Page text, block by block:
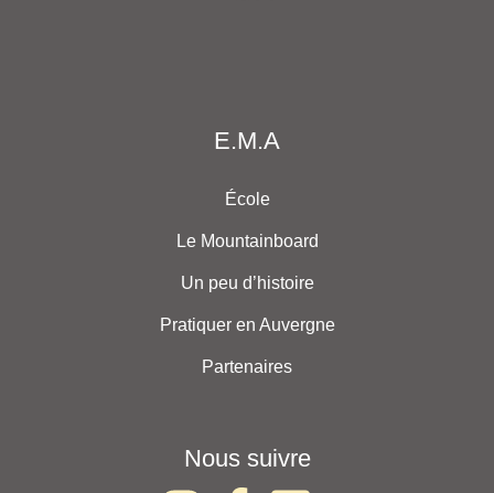
E.M.A
École
Le Mountainboard
Un peu d’histoire
Pratiquer en Auvergne
Partenaires
Nous suivre